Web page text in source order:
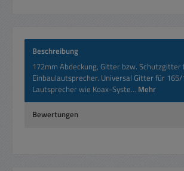
Beschreibung
172mm Abdeckung, Gitter bzw. Schutzgitter
Einbaulautsprecher. Universal Gitter für
Lautsprecher wie Koax-Syste… Mehr
Bewertungen